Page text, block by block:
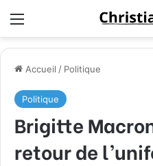
Accueil / Politique
Politique
Brigitte
retour de